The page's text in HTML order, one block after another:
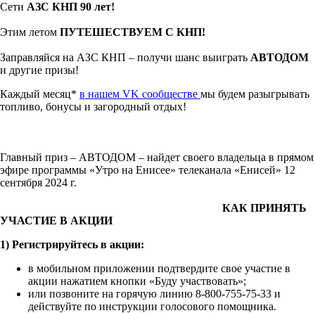
Сети АЗС КНП 90 лет!
Этим летом ПУТЕШЕСТВУЕМ С КНП!
Заправляйся на АЗС КНП – получи шанс выиграть АВТОДОМ
и другие призы!
Каждый месяц* в нашем VK сообществе мы будем разыгрывать
топливо, бонусы и загородный отдых!
Главный приз – АВТОДОМ – найдет своего владельца в прямом
эфире программы «Утро на Енисее» телеканала «Енисей» 12
сентября 2024 г.
КАК ПРИНЯТЬ
УЧАСТИЕ В АКЦИИ
1) Регистрируйтесь в акции:
в мобильном приложении подтвердите свое участие в
акции нажатием кнопки «Буду участвовать»;
или позвоните на горячую линию 8-800-755-75-33 и
действуйте по инструкции голосового помощника.